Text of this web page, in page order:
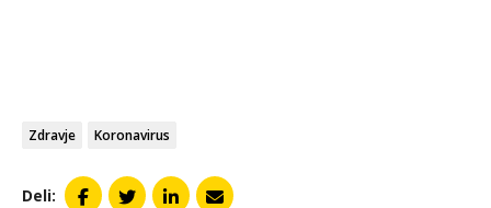
Zdravje Koronavirus
Deli: